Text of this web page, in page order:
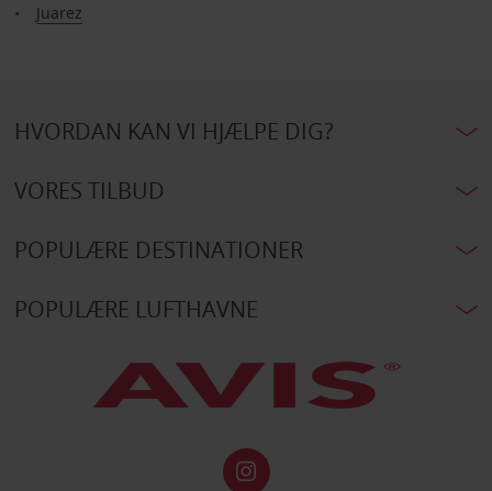
Juarez
HVORDAN KAN VI HJÆLPE DIG?
VORES TILBUD
POPULÆRE DESTINATIONER
POPULÆRE LUFTHAVNE